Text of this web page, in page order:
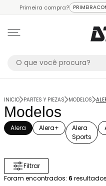
Primeira compra?
INICIO PARTES Y PIEZAS MODELOS
Modelos
Alera Alera+
Alera
Sports
Foram encontrados: 6 resultados
Filtrar